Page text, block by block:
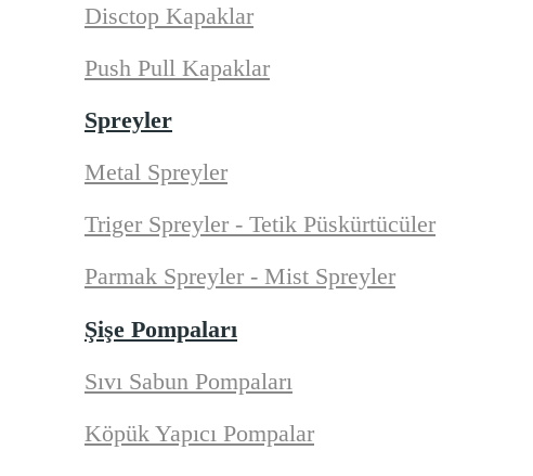
Disctop Kapaklar
Push Pull Kapaklar
Spreyler
Metal Spreyler
Triger Spreyler - Tetik Püskürtücüler
Parmak Spreyler - Mist Spreyler
Şişe Pompaları
Sıvı Sabun Pompaları
Köpük Yapıcı Pompalar